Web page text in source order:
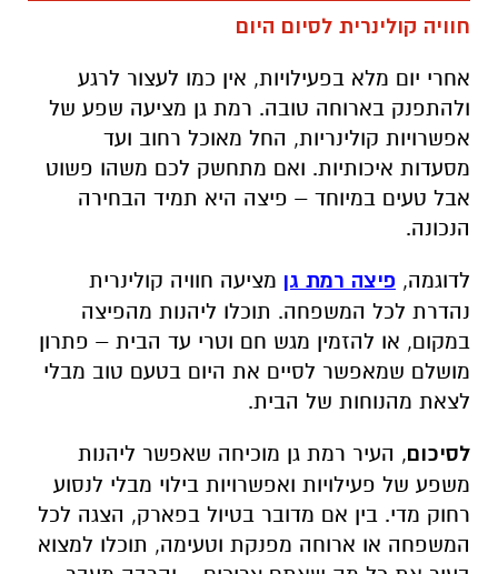
חוויה קולינרית לסיום היום
אחרי יום מלא בפעילויות, אין כמו לעצור לרגע
ולהתפנק בארוחה טובה. רמת גן מציעה שפע של
אפשרויות קולינריות, החל מאוכל רחוב ועד
מסעדות איכותיות. ואם מתחשק לכם משהו פשוט
אבל טעים במיוחד – פיצה היא תמיד הבחירה
הנכונה.
לדוגמה, פיצה רמת גן מציעה חוויה קולינרית
נהדרת לכל המשפחה. תוכלו ליהנות מהפיצה
במקום, או להזמין מגש חם וטרי עד הבית – פתרון
מושלם שמאפשר לסיים את היום בטעם טוב מבלי
לצאת מהנוחות של הבית.
לסיכום, העיר רמת גן מוכיחה שאפשר ליהנות
משפע של פעילויות ואפשרויות בילוי מבלי לנסוע
רחוק מדי. בין אם מדובר בטיול בפארק, הצגה לכל
המשפחה או ארוחה מפנקת וטעימה, תוכלו למצוא